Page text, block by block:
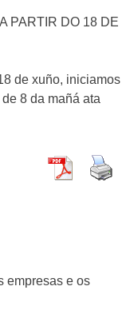
PARTIR DO 18 DE
de xuño, iniciamos
8 da mañá ata
empresas e os